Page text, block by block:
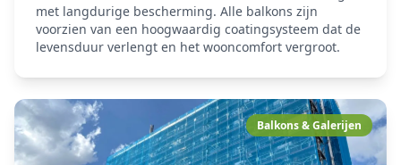
met langdurige bescherming. Alle balkons zijn
voorzien van een hoogwaardig coatingsysteem dat de
levensduur verlengt en het wooncomfort vergroot.
Balkons & Galerijen